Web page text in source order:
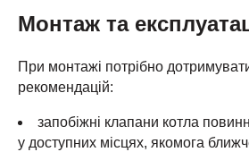
Монтаж та
При монтажі потрібно
рекомендацій:
запобіжні клапани котла
у доступних місцях, якомога